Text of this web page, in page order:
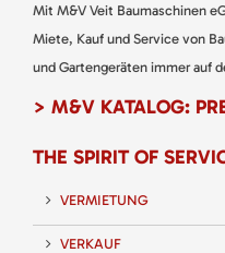
Mit M&V Veit Baumaschinen
Miete, Kauf und Service von
und Gartengeräten immer auf
> M&V KATALOG:
THE SPIRIT OF
VERMIETUNG
VERKAUF